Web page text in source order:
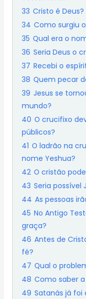
33 Cristo é Deus?
34 Como surgiu
35 Qual era o
36 Seria Deus o
37 Recebi o
38 Quem pecar
39 Jesus se
mundo?
40 O crucifixo
públicos?
41 O ladrão na
nome Yeshua?
42 O cristão
43 Seria possível
44 As pessoas
45 No Antigo
graça?
46 Antes de
fé?
47 Qual o
48 Como saber
49 Satanás já foi